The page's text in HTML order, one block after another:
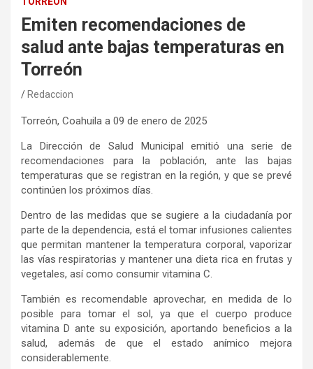
Emiten recomendaciones de
salud ante bajas temperaturas en
Torreón
Redaccion
Torreón, Coahuila a 09 de enero de 2025
La Dirección de Salud Municipal
emitió una serie de
recomendaciones para la población, ante las bajas
temperaturas que se registran en la región, y que se prevé
continúen los próximos días.
Dentro de las medidas que se sugiere a la ciudadaníapor
parte de la dependencia, está el tomar infusiones calientes
que permitan mantener la temperatura corporal, vaporizar
las vías respiratorias y mantener una dieta rica en frutas y
vegetales, así como consumir vitamina C.
También esrecomendableaprovechar, en medida de lo
posible para tomar el sol, ya que el cuerpo produce
vitamina D ante su exposición, aportando beneficios a la
salud, además de que el estado anímico mejora
considerablemente.